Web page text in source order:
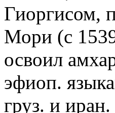
Гиоргисом,
Мори (с
освоил
эфиоп.
груз. и